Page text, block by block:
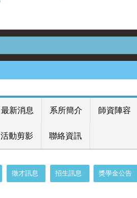
最新消息 系所簡介 師資陣容
活動剪影 聯絡資訊
徵才訊息 招生訊息 獎學金公告